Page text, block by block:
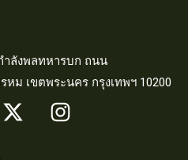
ลังพลทหารบก ถนน
ม เขตพระนคร กรุงเทพฯ 10200